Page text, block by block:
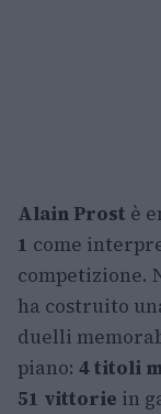
Alain Prost è
1 come
competizione.
ha costruito
duelli
piano: 4 titoli
51 vittorie in